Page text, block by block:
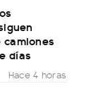
días
Hace 4 horas